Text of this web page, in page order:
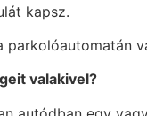
kapsz.
valakivel?